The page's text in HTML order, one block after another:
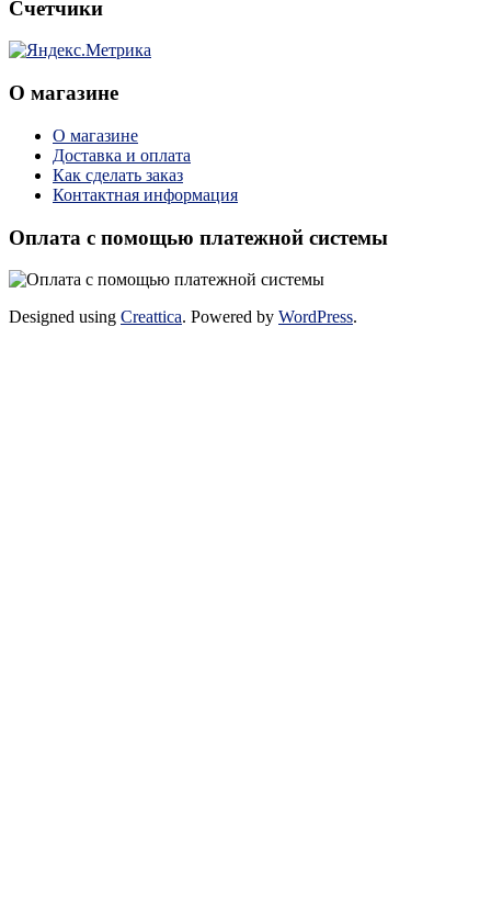
Счетчики
О магазине
О магазине
Доставка и оплата
Как сделать заказ
Контактная информация
Оплата с помощью платежной системы
Designed using Creattica. Powered by WordPress.